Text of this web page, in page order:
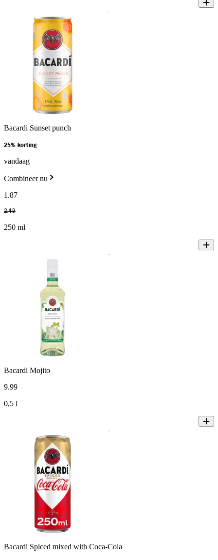
Bacardi Sunset punch
25% korting
vandaag
Combineer nu
1 .87
2.49
250 ml
Bacardi Mojito
9.99
0,5 l
Bacardi Spiced mixed with Coca-Cola